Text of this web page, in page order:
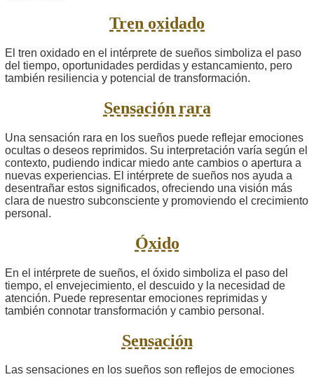
Tren oxidado
El tren oxidado en el intérprete de sueños simboliza el paso
del tiempo, oportunidades perdidas y estancamiento, pero
también resiliencia y potencial de transformación.
Sensación rara
Una sensación rara en los sueños puede reflejar emociones
ocultas o deseos reprimidos. Su interpretación varía según el
contexto, pudiendo indicar miedo ante cambios o apertura a
nuevas experiencias. El intérprete de sueños nos ayuda a
desentrañar estos significados, ofreciendo una visión más
clara de nuestro subconsciente y promoviendo el crecimiento
personal.
Óxido
En el intérprete de sueños, el óxido simboliza el paso del
tiempo, el envejecimiento, el descuido y la necesidad de
atención. Puede representar emociones reprimidas y
también connotar transformación y cambio personal.
Sensación
Las sensaciones en los sueños son reflejos de emociones